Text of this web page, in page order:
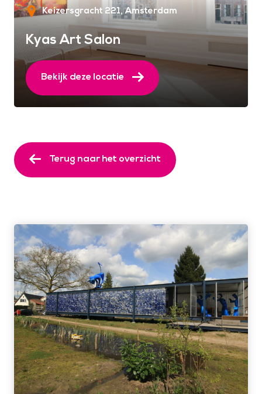
Keizersgracht 221 Amsterdam
Kyas Art Salon
Bekijk deze locatie
Terug naar het overzicht